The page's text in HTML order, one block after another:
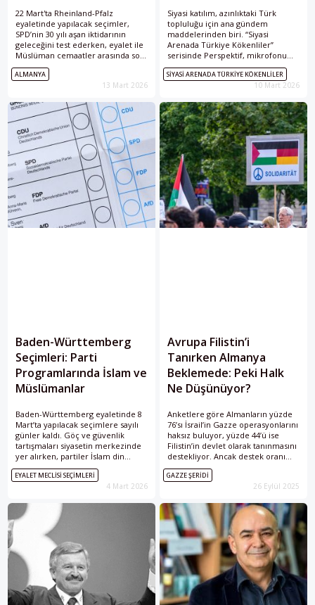
22 Mart'ta Rheinland-Pfalz
eyaletinde yapılacak seçimler,
SPD’nin 30 yılı aşan iktidarının
geleceğini test ederken, eyalet ile
Müslüman cemaatler arasında son
yıllarda kurulan kurumsal iş
birliğinin nasıl bir siyasi ortamda
devam edeceği sorusunu da
ALMANYA
13 Mart 2026
Siyasi katılım, azınlıktaki Türk
topluluğu için ana gündem
maddelerinden biri. “Siyasi
Arenada Türkiye Kökenliler”
serisinde Perspektif, mikrofonu
Batı Avrupa’daki Türkiye kökenli
siyasetçilere uzatıyor. Bugün söz,
Almanya'daki Delmenhorst
SIYASI ARENADA TÜRKIYE KÖKENLILER
10 Mart 2026
Baden-Württemberg
Seçimleri: Parti
Programlarında İslam ve
Müslümanlar
Baden-Württemberg eyaletinde 8
Mart’ta yapılacak seçimlere sayılı
günler kaldı. Göç ve güvenlik
tartışmaları siyasetin merkezinde
yer alırken, partiler İslam din
derslerinden ana dil eğitimine,
“siyasal İslam” söyleminden
Ramazan Bayramı’nın resmî tatil
başlıkta farklı politikalar ortaya
koyuyor.
EYALET MECLISI SEÇIMLERI
4 Mart 2026
Avrupa Filistin’i
Tanırken Almanya
Beklemede: Peki Halk
Ne Düşünüyor?
Anketlere göre Almanların yüzde
76’sı İsrail’in Gazze operasyonlarını
haksız buluyor, yüzde 44’ü ise
Filistin’in devlet olarak tanınmasını
destekliyor. Ancak destek oranı
parti tabanlarında farklılaşıyor:
Yeşiller, SPD ve Sol Parti
seçmenlerinde çoğunluk
AfD seçmenleri daha mesafeli.
Berlin ise bu toplumsal eğilime
rağmen Avrupa’daki tanıma
dalgasına katılmış değil.
GAZZE ŞERIDI
26 Eylül 2025